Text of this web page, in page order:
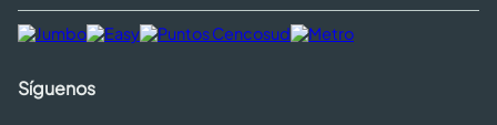
Síguenos